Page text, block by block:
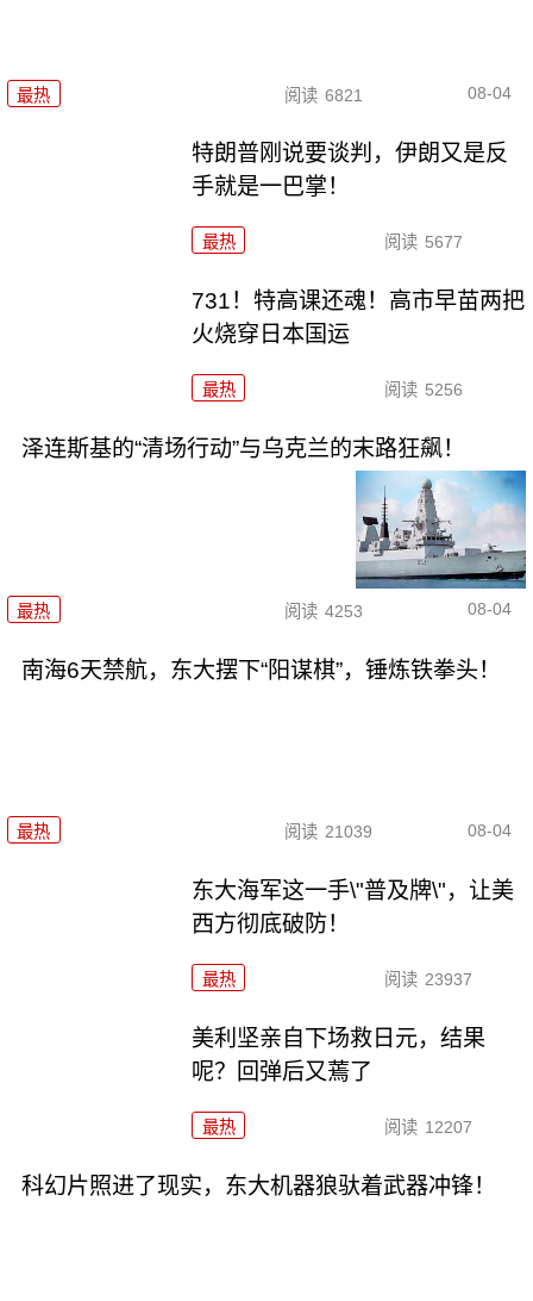
最热 阅读 6821 08-04
特朗普刚说要谈判，伊朗又是反
手就是一巴掌！
最热 阅读 5677
731！特高课还魂！高市早苗两把
火烧穿日本国运
最热 阅读 5256
泽连斯基的“清场行动”与乌克兰的末路狂飙！
最热 阅读 4253 08-04
南海6天禁航，东大摆下“阳谋棋”，锤炼铁拳头！
最热 阅读 21039 08-04
东大海军这一手\"普及牌\"，让美
西方彻底破防！
最热 阅读 23937
美利坚亲自下场救日元，结果
呢？回弹后又蔫了
最热 阅读 12207
科幻片照进了现实，东大机器狼驮着武器冲锋！